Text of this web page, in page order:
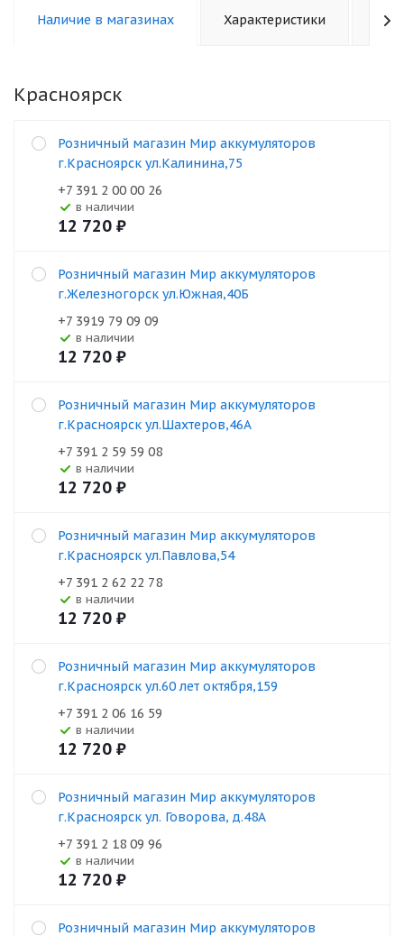
Наличие в магазинах Характеристики
Красноярск
Розничный магазин Мир аккумуляторов
г.Красноярск ул.Калинина,75
+7 391 2 00 00 26
В наличии
12 720 ₽
Розничный магазин Мир аккумуляторов
г.Железногорск ул.Южная,40Б
+7 3919 79 09 09
В наличии
12 720 ₽
Розничный магазин Мир аккумуляторов
г.Красноярск ул.Шахтеров,46А
+7 391 2 59 59 08
В наличии
12 720 ₽
Розничный магазин Мир аккумуляторов
г.Красноярск ул.Павлова,54
+7 391 2 62 22 78
В наличии
12 720 ₽
Розничный магазин Мир аккумуляторов
г.Красноярск ул.60 лет октября,159
+7 391 2 06 16 59
В наличии
12 720 ₽
Розничный магазин Мир аккумуляторов
г.Красноярск ул. Говорова, д.48А
+7 391 2 18 09 96
В наличии
12 720 ₽
Розничный магазин Мир аккумуляторов